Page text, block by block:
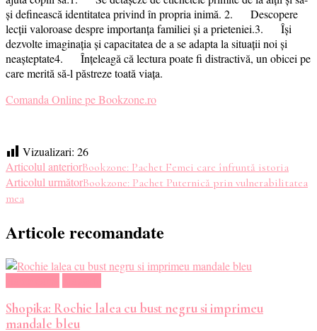
și definească identitatea privind în propria inimă. 2. Descopere
lecții valoroase despre importanța familiei și a prieteniei.3. Își
dezvolte imaginația și capacitatea de a se adapta la situații noi și
neașteptate4. Înțeleagă că lectura poate fi distractivă, un obicei pe
care merită să-l păstreze toată viața.
Comanda Online pe Bookzone.ro
Vizualizari: 26
Navigare
în
Articolul anteriorBookzone: Pachet Femei care înfruntă istoria
Articolul următorBookzone: Pachet Puternică prin vulnerabilitatea
mea
Articole recomandate
Shopika: Rochie lalea cu bust negru si imprimeu
mandale bleu